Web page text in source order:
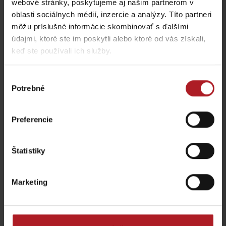
webové stránky, poskytujeme aj našim partnerom v
oblasti sociálnych médií, inzercie a analýzy. Títo partneri
môžu príslušné informácie skombinovať s ďalšími
údajmi, ktoré ste im poskytli alebo ktoré od vás získali,
keď ste používali ich služby.
súhlasu
Potrebné
Preferencie
Štatistiky
Marketing
všetky miesta kde jesť a piť
KONGRES: Penzión Drak
Demänová
Pobytový balík Penzión
Mária – family rezort ***